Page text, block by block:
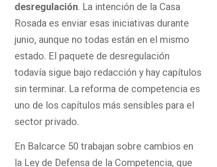
desregulación. La intención de la Casa
Rosada es enviar esas iniciativas durante
junio, aunque no todas están en el mismo
estado. El paquete de desregulación
todavía sigue bajo redacción y hay capítulos
sin terminar. La reforma de competencia es
uno de los capítulos más sensibles para el
sector privado.
En Balcarce 50 trabajan sobre cambios en
la Ley de Defensa de la Competencia, que